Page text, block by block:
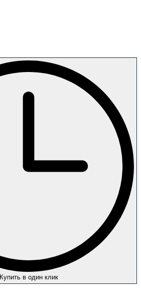
Купить в один клик